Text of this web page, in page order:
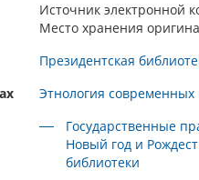
Источник электронной
Место хранения
Президентская
Этнология современных
Государственные
Новый год и
библиотеки